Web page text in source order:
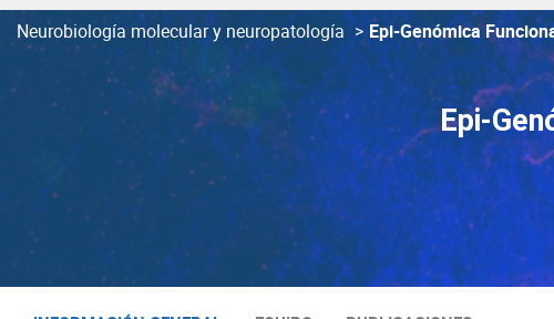
Neurobiología molecular y neuropatología > Epi-Genómica
Epi-